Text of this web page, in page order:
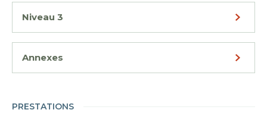
Niveau 3
Annexes
PRESTATIONS